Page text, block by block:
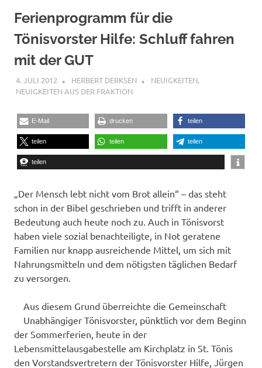
Ferienprogramm für die
Tönisvorster Hilfe: Schluff fahren
mit der GUT
4. JULI 2012 HERBERT DERKSEN NEUIGKEITEN,
NEUIGKEITEN AUS DER FRAKTION
E-Mail drucken teilen
teilen teilen teilen
teilen
„Der Mensch lebt nicht vom Brot allein“ – das steht
schon in der Bibel geschrieben und trifft in anderer
Bedeutung auch heute noch zu. Auch in Tönisvorst
haben viele sozial benachteiligte, in Not geratene
Familien nur knapp ausreichende Mittel, um sich mit
Nahrungsmitteln und dem nötigsten täglichen Bedarf
zu versorgen.
Aus diesem Grund überreichte die Gemeinschaft
Unabhängiger Tönisvorster, pünktlich vor dem Beginn
der Sommerferien, heute in der
Lebensmittelausgabestelle am Kirchplatz in St. Tönis
den Vorstandsvertretern der Tönisvorster Hilfe, Jürgen